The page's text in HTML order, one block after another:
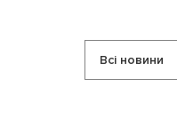
Всі новини